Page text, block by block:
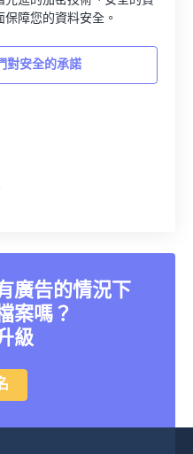
障您的資料安全。
對安全的承諾
廣告的情況下
案嗎？
級